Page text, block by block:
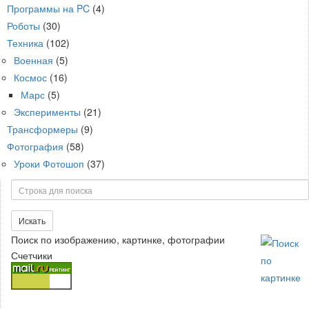
Программы на PC (4)
Роботы (30)
Техника (102)
Военная (5)
Космос (16)
Марс (5)
Эксперименты (21)
Трансформеры (9)
Фотография (58)
Уроки Фотошоп (37)
Поиск
Искать
Поиск по изображению, картинке, фотографии
Счетчики